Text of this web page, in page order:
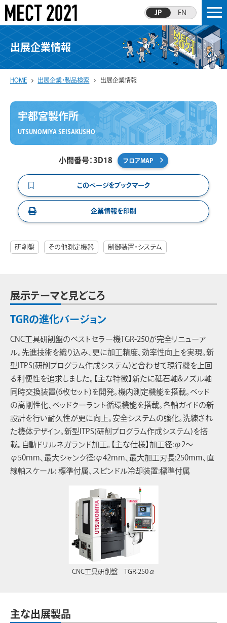
JP EN
出展企業情報
HOME 出展企業・製品検索 出展企業情報
宇都宮製作所
UTSUNOMIYA SEISAKUSHO
小間番号：3D18 フロアMAP
このページをブックマーク
企業情報を印刷
研削盤 その他測定機器 制御装置・システム
展示テーマと見どころ
TGRの進化バージョン
CNC工具研削盤のベストセラー機TGR-250が完全リニューア
ル。先進技術を織り込み、更に加工精度、効率性向上を実現。新
型ITPS(研削プログラム作成システム)と合わせて現行機を上回
る利便性を追求しました。【主な特徴】新たに砥石軸&ノズル軸
同時交換装置(6枚セット)を開発。機内測定機能を搭載。ベッド
の高剛性化、ベッドクーラント循環機能を搭載。各軸ガイドの新
設計を行い耐久性が更に向上。安全システムの強化。洗練され
た機体デザイン。新型ITPS(研削プログラム作成システム)を搭
載。自動ドリルネガランド加工。【主な仕様】加工径:φ2～
φ50mm、最大シャンク径:φ42mm、最大加工刃長:250mm、直
線軸スケール: 標準付属、スピンドル冷却装置:標準付属
CNC工具研削盤 TGR-250α
主な出展製品